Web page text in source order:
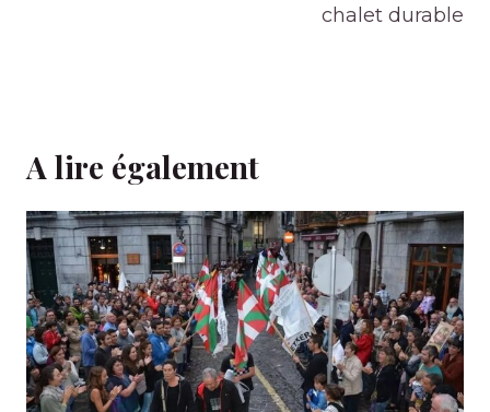
chalet durable
A lire également